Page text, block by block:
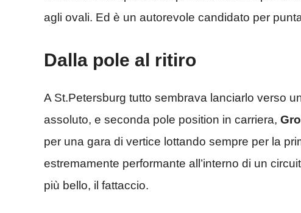
agli ovali. Ed è un autorevole candidato per
Dalla pole al ritiro
A St.Petersburg tutto sembrava lanciarlo verso
assoluto, e seconda pole position in carriera,
per una gara di vertice lottando sempre per la
estremamente performante all’interno di un
più bello, il fattaccio.